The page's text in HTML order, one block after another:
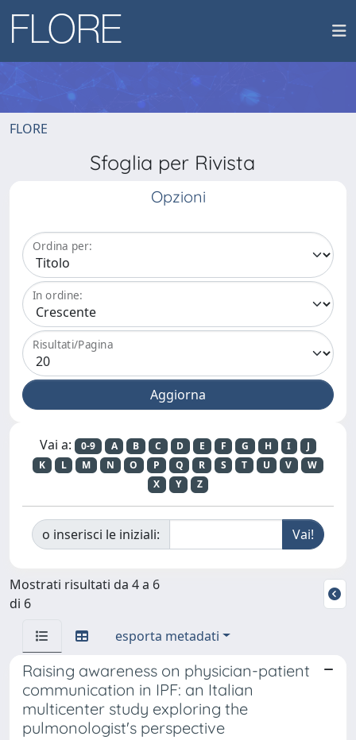
FLORE
Sfoglia per Rivista
Opzioni
Ordina per:
In ordine:
Risultati/Pagina
Vai a: 0-9 A B C D E F G H I
J
K
L M N O P Q R S T U V
W
X
Y Z
o inserisci le iniziali:
Mostrati risultati da 4 a 6
di 6
esporta metadati
Raising awareness on physician-patient
communication in IPF: an Italian
multicenter study exploring the
pulmonologist's perspective